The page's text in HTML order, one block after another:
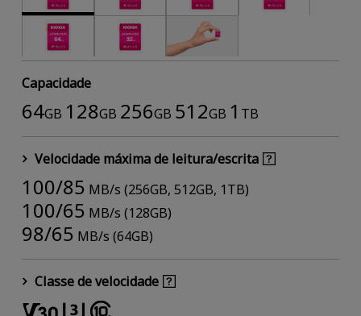
Capacidade
64GB 128GB 256GB 512GB 1 TB
Velocidade máxima de leitura/escrita
100/85 MB/s (256GB, 512GB, 1TB)
100/65 MB/s (128GB)
98/65 MB/s (64GB)
Classe de velocidade